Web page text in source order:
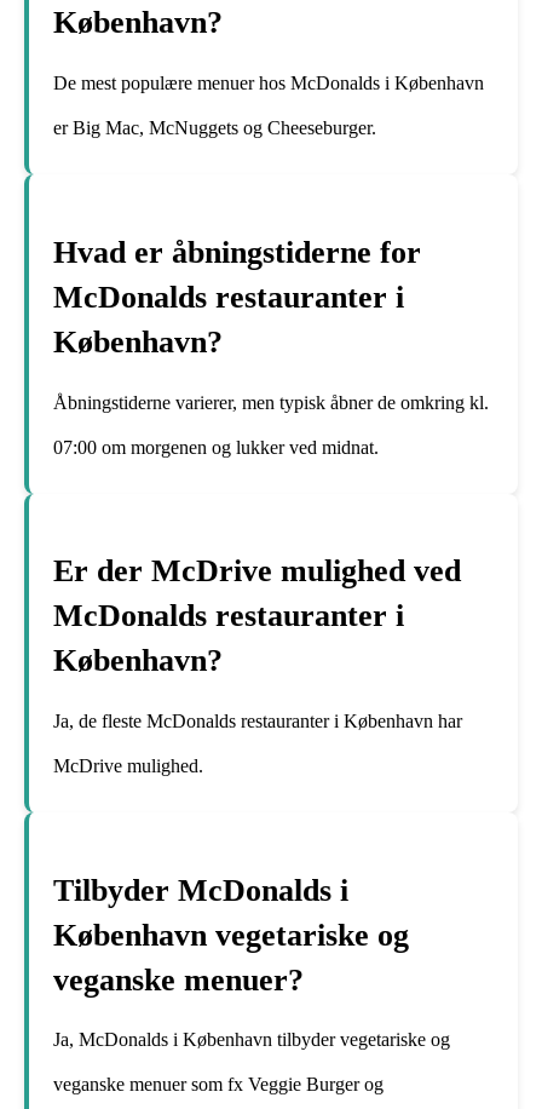
København?
De mest populære menuer hos McDonalds i København
er Big Mac, McNuggets og Cheeseburger.
Hvad er åbningstiderne for
McDonalds restauranter i
København?
Åbningstiderne varierer, men typisk åbner de omkring kl.
07:00 om morgenen og lukker ved midnat.
Er der McDrive mulighed ved
McDonalds restauranter i
København?
Ja, de fleste McDonalds restauranter i København har
McDrive mulighed.
Tilbyder McDonalds i
København vegetariske og
veganske menuer?
Ja, McDonalds i København tilbyder vegetariske og
veganske menuer som fx Veggie Burger og